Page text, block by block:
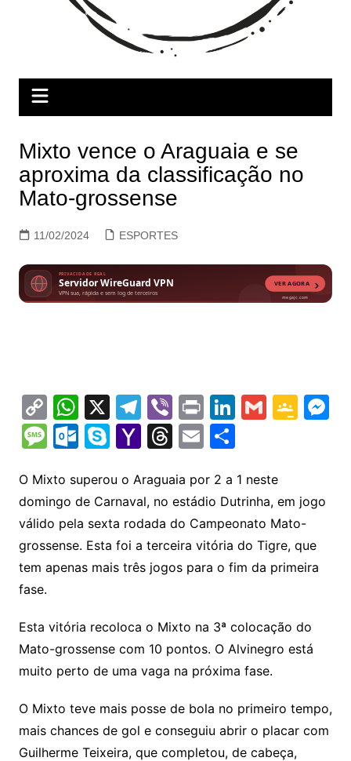
Mixto vence o Araguaia e se
aproxima da classificação no
Mato-grossense
11/02/2024 ESPORTES
C
o
p
y
Li
n
k
W
h
at
s
A
p
p
X T
el
e
gr
a
m
Vi
b
er
Pr
in
t
Li
n
k
e
dI
n
G
l
G
e
Cl
a
s
o
o
M
M
s
s
a
g
O
lo
o
k.
c
S
y
p
e
Y
h
o
o
M
T
e
a
d
s
E
ai
l
S
ar
e
O Mixto superou o Araguaia por 2 a 1 neste
domingo de Carnaval, no estádio Dutrinha, em jogo
válido pela sexta rodada do Campeonato Mato-
grossense. Esta foi a terceira vitória do Tigre, que
tem apenas mais três jogos para o fim da primeira
fase.
Esta vitória recoloca o Mixto na 3ª colocação do
Mato-grossense com 10 pontos. O Alvinegro está
muito perto de uma vaga na próxima fase.
O Mixto teve mais posse de bola no primeiro tempo,
mais chances de gol e conseguiu abrir o placar com
Guilherme Teixeira, que completou, de cabeça,